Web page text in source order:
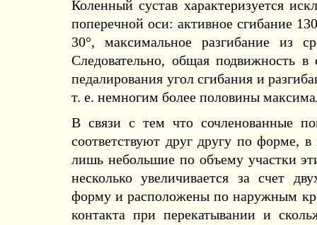
Коленный сустав характеризуется
поперечной оси: активное сгибание
30°, максимальное разгибание из
Следовательно, общая подвижность
педалирования угол сгибания и
т. е. немногим более половины
В связи с тем что сочленованные
соответствуют друг другу по форме,
лишь небольшие по объему участки
несколько увеличивается за счет
форму и расположены по наружным
контакта при перекатывании и